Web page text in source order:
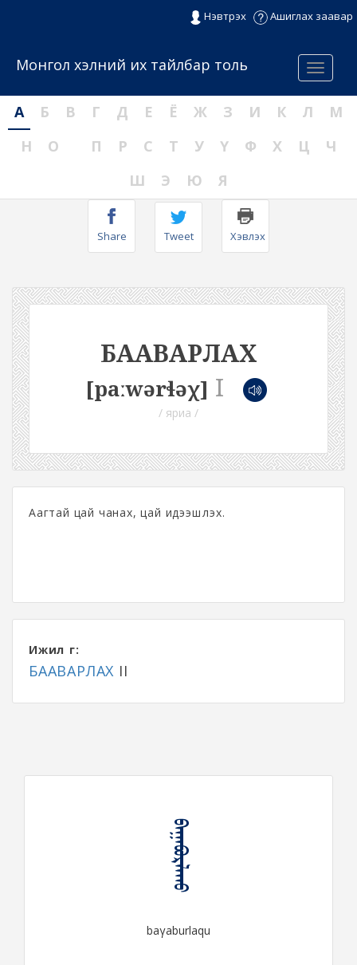
Нэвтрэх Ашиглах заавар
Menu
Монгол хэлний их тайлбар толь
А Б В Г Д Е Ё Ж З И К Л
М
Н
О П Р С Т У Ү Ф Х Ц
Ч
Ш
Э Ю Я
Share Tweet Хэвлэх
БААВАРЛАХ
[paːwərɬəχ] I
/ яриа /
Аагтай цай чанах, цай идээшүүлэх.
Ижил үг:
БААВАРЛАХ II
ᠪᠠᠭᠠᠪᠤᠷᠯᠠᠬᠤ
baγaburlaqu